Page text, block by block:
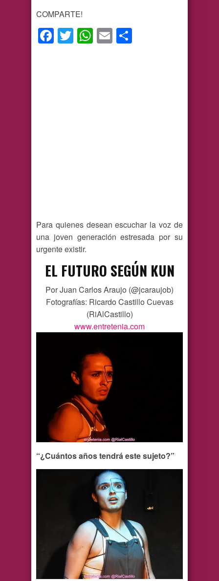
COMPARTE!
Facebook
TwitterWhatsApp
Email
Para quienes desean escuchar la voz de
una joven generación estresada por su
urgente existir.
EL FUTURO SEGÚN KUN
Por Juan Carlos Araujo (@jcaraujob)
Fotografías: Ricardo Castillo Cuevas
(RiAlCastillo)
www.entretenia.com
“¿Cuántos años tendrá este sujeto?”